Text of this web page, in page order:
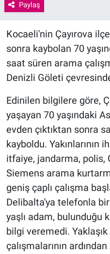
Paylaş
Kocaeli'nin Çayırova
sonra kaybolan 70
saat süren arama
Denizli Göleti
Edinilen bilgilere göre,
yaşayan 70 yaşındaki
evden çıktıktan sonra
kayboldu. Yakınlarının
itfaiye, jandarma, polis,
Siemens arama
geniş çaplı çalışma
Delibalta'ya telefonla
yaşlı adam, bulunduğu
bilgi veremedi.
çalışmalarının